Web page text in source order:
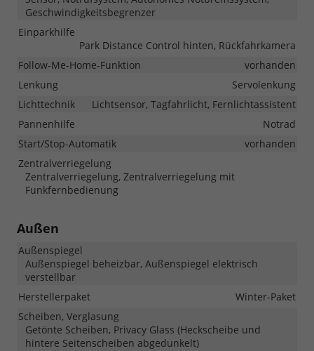
Geschwindigkeitsbegrenzer
Einparkhilfe
Park Distance Control hinten, Rückfahrkamera
Follow-Me-Home-Funktion
vorhanden
Lenkung
Servolenkung
Lichttechnik
Lichtsensor, Tagfahrlicht, Fernlichtassistent
Pannenhilfe
Notrad
Start/Stop-Automatik
vorhanden
Zentralverriegelung
Zentralverriegelung, Zentralverriegelung mit
Funkfernbedienung
Außen
Außenspiegel
Außenspiegel beheizbar, Außenspiegel elektrisch
verstellbar
Herstellerpaket
Winter-Paket
Scheiben, Verglasung
Getönte Scheiben, Privacy Glass (Heckscheibe und
hintere Seitenscheiben abgedunkelt)